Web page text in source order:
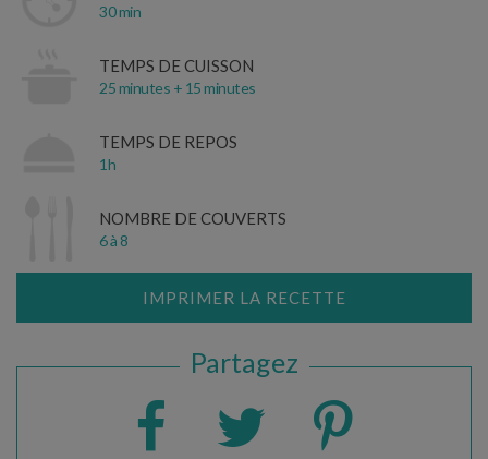
30 min
TEMPS DE CUISSON
25 minutes + 15 minutes
TEMPS DE REPOS
1h
NOMBRE DE COUVERTS
6 à 8
IMPRIMER LA RECETTE
Partagez